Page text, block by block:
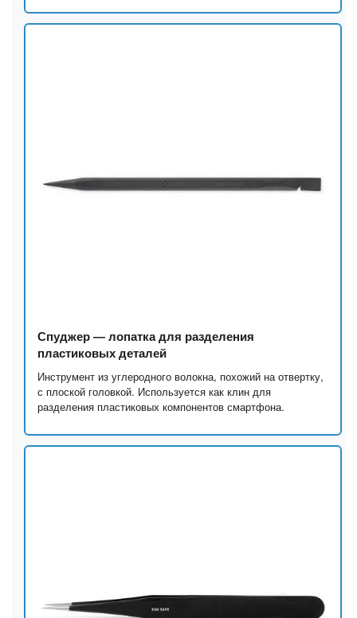
Спуджер — лопатка для разделения
пластиковых деталей
Инструмент из углеродного волокна, похожий на отвертку,
с плоской головкой. Используется как клин для
разделения пластиковых компонентов смартфона.